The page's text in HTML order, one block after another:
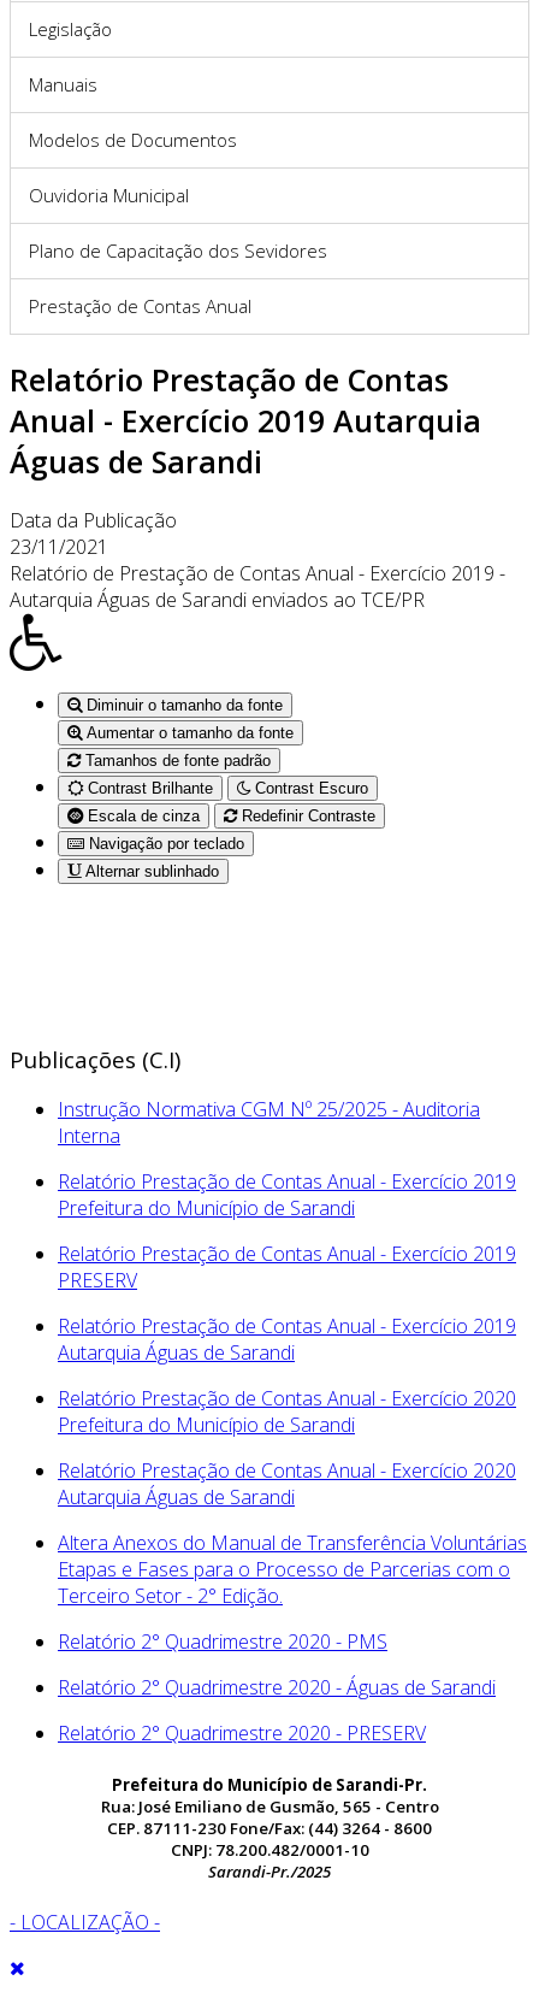
Legislação
Manuais
Modelos de Documentos
Ouvidoria Municipal
Plano de Capacitação dos Sevidores
Prestação de Contas Anual
Relatório Prestação de Contas
Anual - Exercício 2019 Autarquia
Águas de Sarandi
Data da Publicação
23/11/2021
Relatório de Prestação de Contas Anual - Exercício 2019 -
Autarquia Águas de Sarandi enviados ao TCE/PR
Diminuir o tamanho da fonte
Aumentar o tamanho da fonte
Tamanhos de fonte padrão
Contrast Brilhante
Contrast Escuro
Escala de cinza
Redefinir Contraste
Navigação por teclado
Alternar sublinhado
Publicações (C.I)
Instrução Normativa CGM Nº 25/2025 - Auditoria
Interna
Relatório Prestação de Contas Anual - Exercício 2019
Prefeitura do Município de Sarandi
Relatório Prestação de Contas Anual - Exercício 2019
PRESERV
Relatório Prestação de Contas Anual - Exercício 2019
Autarquia Águas de Sarandi
Relatório Prestação de Contas Anual - Exercício 2020
Prefeitura do Município de Sarandi
Relatório Prestação de Contas Anual - Exercício 2020
Autarquia Águas de Sarandi
Altera Anexos do Manual de Transferência Voluntárias
Etapas e Fases para o Processo de Parcerias com o
Terceiro Setor - 2° Edição.
Relatório 2° Quadrimestre 2020 - PMS
Relatório 2° Quadrimestre 2020 - Águas de Sarandi
Relatório 2° Quadrimestre 2020 - PRESERV
Prefeitura do Município de Sarandi-Pr.
Rua: José Emiliano de Gusmão, 565 - Centro
CEP. 87111-230 Fone/Fax: (44) 3264 - 8600
CNPJ: 78.200.482/0001-10
Sarandi-Pr./2025
- LOCALIZAÇÃO -